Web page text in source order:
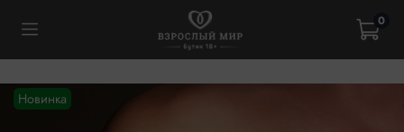
0
Новинка